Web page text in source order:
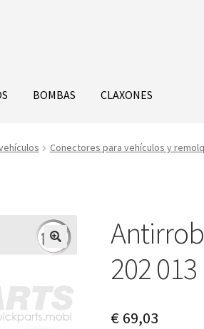
BOMBAS CLAXONES
Conectores para vehículos y
202 013
€69,03